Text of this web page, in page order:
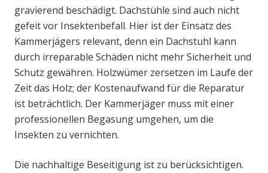
gravierend beschädigt. Dachstühle sind auch nicht
gefeit vor Insektenbefall. Hier ist der Einsatz des
Kammerjägers relevant, denn ein Dachstuhl kann
durch irreparable Schäden nicht mehr Sicherheit und
Schutz gewähren. Holzwümer zersetzen im Laufe der
Zeit das Holz; der Kostenaufwand für die Reparatur
ist beträchtlich. Der Kammerjäger muss mit einer
professionellen Begasung umgehen, um die
Insekten zu vernichten.
Die nachhaltige Beseitigung ist zu berücksichtigen.